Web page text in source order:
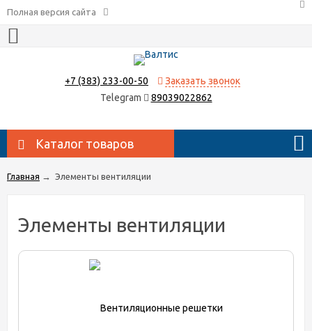
Полная версия сайта
+7 (383) 233-00-50
Заказать звонок
Telegram
89039022862
Каталог товаров
Главная → Элементы вентиляции
Элементы вентиляции